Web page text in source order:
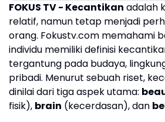
FOKUS TV - Kecantikan adalah
relatif, namun tetap menjadi
orang. Fokustv.com memahami
individu memiliki definisi
tergantung pada budaya,
pribadi. Menurut sebuah riset,
dinilai dari tiga aspek utama:
fisik), brain (kecerdasan), dan